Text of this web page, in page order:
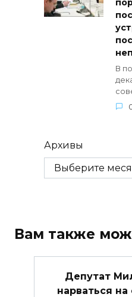
В
Архивы
Вам также
Депутат
нарваться